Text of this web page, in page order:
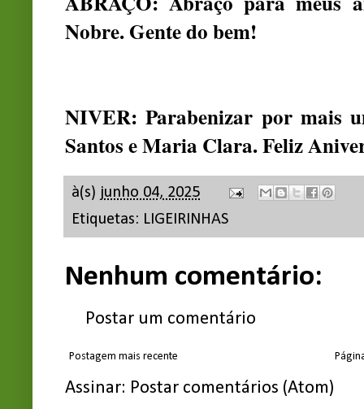
Nobre. Gente do bem!
NIVER: Parabenizar por mais
Santos e Maria Clara. Feliz
à(s) junho 04, 2025
Etiquetas: LIGEIRINHAS
Nenhum comentário:
Postar um comentário
Postagem mais recente
Assinar: Postar comentários (Atom)